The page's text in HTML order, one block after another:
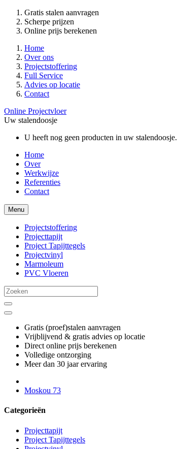
Gratis stalen aanvragen
Scherpe prijzen
Online prijs berekenen
Home
Over ons
Projectstoffering
Full Service
Advies op locatie
Contact
Online Projectvloer
Uw stalendoosje
U heeft nog geen producten in uw stalendoosje.
Home
Over
Werkwijze
Referenties
Contact
Menu
Projectstoffering
Projecttapijt
Project Tapijttegels
Projectvinyl
Marmoleum
PVC Vloeren
Gratis (proef)stalen aanvragen
Vrijblijvend & gratis advies op locatie
Direct online prijs berekenen
Volledige ontzorging
Meer dan 30 jaar ervaring
Moskou 73
Categorieën
Projecttapijt
Project Tapijttegels